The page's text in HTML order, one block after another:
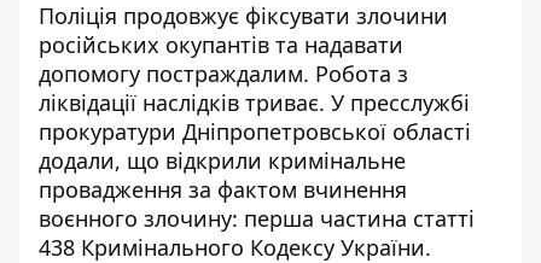
Поліція продовжує фіксувати злочини
російських окупантів та надавати
допомогу постраждалим. Робота з
ліквідації наслідків триває. У пресслужбі
прокуратури Дніпропетровської області
додали, що відкрили кримінальне
провадження за фактом вчинення
воєнного злочину: перша частина статті
438 Кримінального Кодексу України.